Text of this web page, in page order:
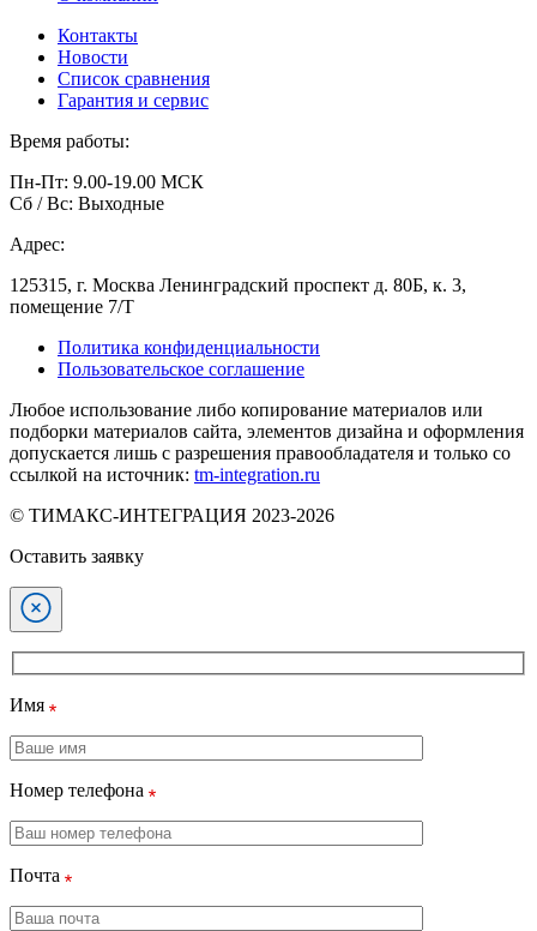
Контакты
Новости
Список сравнения
Гарантия и сервис
Время работы:
Пн-Пт: 9.00-19.00 МСК
Сб / Вс: Выходные
Адрес:
125315, г. Москва Ленинградский проспект д. 80Б, к. 3,
помещение 7/Т
Политика конфиденциальности
Пользовательское соглашение
Любое использование либо копирование материалов или
подборки материалов сайта, элементов дизайна и оформления
допускается лишь с разрешения правообладателя и только со
ссылкой на источник: tm-integration.ru
© ТИМАКС-ИНТЕГРАЦИЯ 2023-2026
Оставить заявку
Имя
Номер телефона
Почта